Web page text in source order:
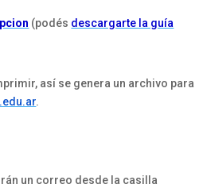
(podés descargarte la guía
así se genera un archivo para
.
un correo desde la casilla